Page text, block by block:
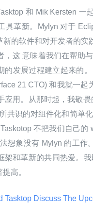
和 Mik Kersten
具革新。Mylyn 对于
的软件和对开发者的
，这 意味着我们在帮助
的发展过程建立起来的
21 CTO) 和我就一
应用。从那时起，我敬
共识的对组件化和简单
不把我们自己
想象没有 Mylyn 的工
架和革新的共同热爱。
高。
Tasktop Discuss The